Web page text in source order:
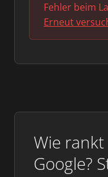
Wie
Google?
Fehler beim
Erneut